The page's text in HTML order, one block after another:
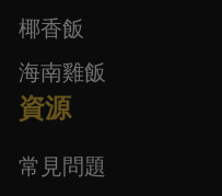
椰香飯
海南雞飯
資源
常見問題